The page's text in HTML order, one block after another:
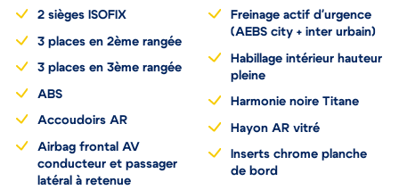
2 sièges ISOFIX
3 places en 2ème rangée
3 places en 3ème rangée
ABS
Accoudoirs AR
Airbag frontal AV
conducteur et passager
latéral à retenue
Freinage actif d'urgence
(AEBS city + inter urbain)
Habillage intérieur hauteur
pleine
Harmonie noire Titane
Hayon AR vitré
Inserts chrome planche
de bord